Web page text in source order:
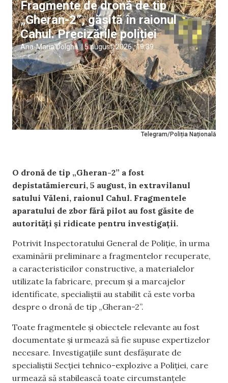
Telegram/Poliția Națională
Fragmente de dronă de tip
„Gheran-2”, găsită în raionul
Cahul. Precizările poliției
Ana-Maria Dolghii |5 august, 2026 19:39
O dronă de tip „Gheran-2” a fost
depistatămiercuri, 5 august, în extravilanul
satului Văleni, raionul Cahul. Fragmentele
aparatului de zbor fără pilot au fost găsite de
autorități și ridicate pentru investigații.
Potrivit Inspectoratului General de Poliție, în urma
examinării preliminare a fragmentelor recuperate,
a caracteristicilor constructive, a materialelor
utilizate la fabricare, precum și a marcajelor
identificate, specialiștii au stabilit că este vorba
despre o dronă de tip „Gheran-2”.
Toate fragmentele și obiectele relevante au fost
documentate și urmează să fie supuse expertizelor
necesare. Investigațiile sunt desfășurate de
specialiștii Secției tehnico-explozive a Poliției, care
urmează să stabilească toate circumstanțele